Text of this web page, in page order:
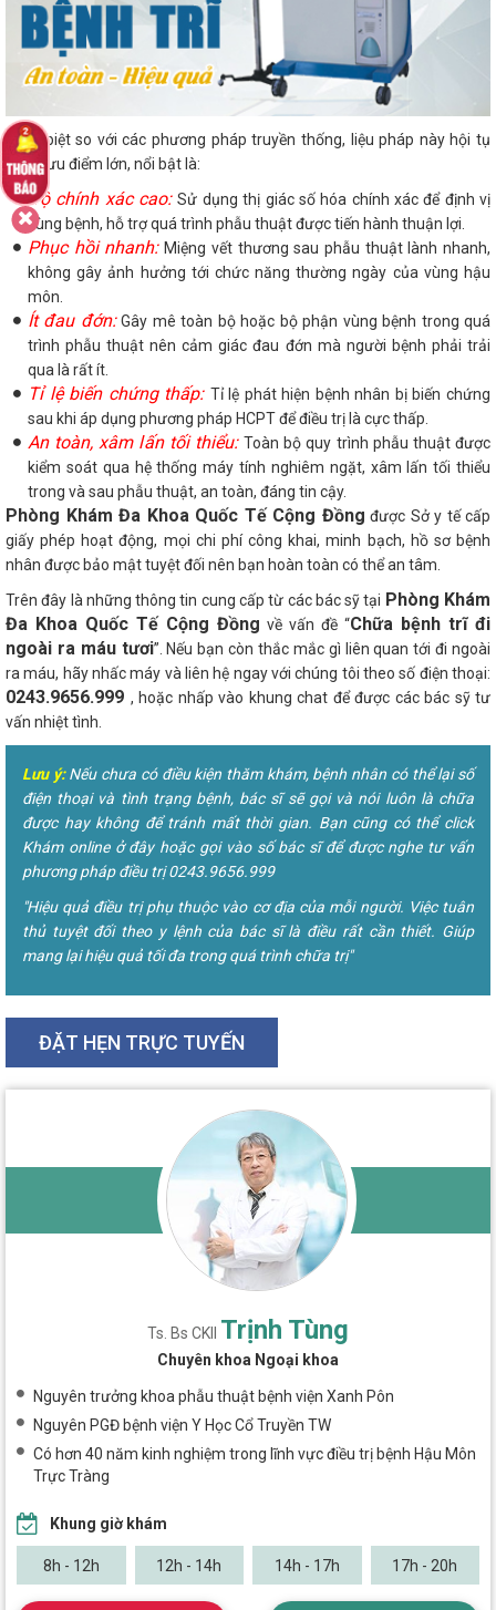
Khác biệt so với các phương pháp truyền thống, liệu pháp này hội tụ
nhiều ưu điểm lớn, nổi bật là:
Độ chính xác cao:Sử dụng thị giác số hóa chính xác để định vị
vùng bệnh, hỗ trợ quá trình phẫu thuật được tiến hành thuận lợi.
Phục hồi nhanh:Miệng vết thương sau phẫu thuật lành nhanh,
không gây ảnh hưởng tới chức năng thường ngày của vùng hậu
môn.
Ít đau đớn:Gây mê toàn bộ hoặc bộ phận vùng bệnh trong quá
trình phẫu thuật nên cảm giác đau đớn mà người bệnh phải trải
qua là rất ít.
Tỉ lệ biến chứng thấp: Tỉ lệ phát hiện bệnh nhân bị biến chứng
sau khi áp dụng phương pháp HCPT để điều trị là cực thấp.
An toàn, xâm lấn tối thiểu: Toàn bộ quy trình phẫu thuật được
kiểm soát qua hệ thống máy tính nghiêm ngặt, xâm lấn tối thiểu
trong và sau phẫu thuật, an toàn, đáng tin cậy.
Phòng Khám Đa Khoa Quốc Tế Cộng Đồng được Sở y tế cấp
giấy phép hoạt động, mọi chi phí công khai, minh bạch, hồ sơ bệnh
nhân được bảo mật tuyệt đối nên bạn hoàn toàn có thể an tâm.
Trên đây là những thông tin cung cấp từ các bác sỹ tại Phòng Khám
Đa Khoa Quốc Tế Cộng Đồng về vấn đề “Chữa bệnh trĩ đi
ngoài ra máu tươi”. Nếu bạn còn thắc mắc gì liên quan tới đi ngoài
ra máu, hãy nhấc máy và liên hệ ngay với chúng tôi theo số điện thoại:
0243.9656.999 , hoặc nhấp vào khung chat để được các bác sỹ tư
vấn nhiệt tình.
Lưu ý:Nếu chưa có điều kiện thăm khám, bệnh nhân có thể lại số
điện thoại và tình trạng bệnh, bác sĩ sẽ gọi và nói luôn là chữa
được hay không để tránh mất thời gian. Bạn cũng có thể click
Khám online ở đây hoặc gọi vào số bác sĩ để được nghe tư vấn
phương pháp điều trị 0243.9656.999
"Hiệu quả điều trị phụ thuộc vào cơ địa của mỗi người. Việc tuân
thủ tuyệt đối theo y lệnh của bác sĩ là điều rất cần thiết. Giúp
mang lại hiệu quả tối đa trong quá trình chữa trị"
ĐẶT HẸN TRỰC TUYẾN
Ts. Bs CKII Trịnh Tùng
Chuyên khoa Ngoại khoa
Nguyên trưởng khoa phẫu thuật bệnh viện Xanh Pôn
Nguyên PGĐ bệnh viện Y Học Cổ Truyền TW
Có hơn 40 năm kinh nghiệm trong lĩnh vực điều trị bệnh Hậu Môn
Trực Tràng
Khung giờ khám
8h - 12h 12h - 14h 14h - 17h 17h - 20h